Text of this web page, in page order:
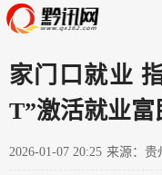
家门口就业
T”激活就业富
2026-01-07 20:25 来源：贵